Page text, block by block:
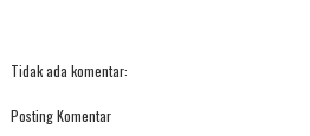
Tidak ada komentar:
Posting Komentar